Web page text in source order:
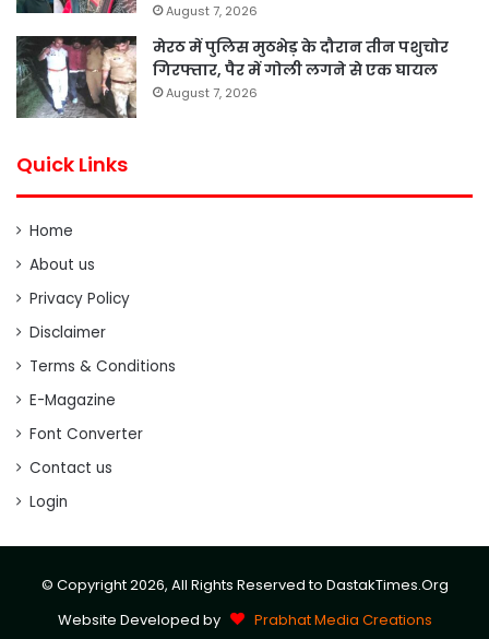
August 7, 2026
मेरठ में पुलिस मुठभेड़ के दौरान तीन पशुचोर
गिरफ्तार, पैर में गोली लगने से एक घायल
August 7, 2026
Quick Links
Home
About us
Privacy Policy
Disclaimer
Terms & Conditions
E-Magazine
Font Converter
Contact us
Login
© Copyright 2026, All Rights Reserved to DastakTimes.Org
Website Developed by
Prabhat Media Creations